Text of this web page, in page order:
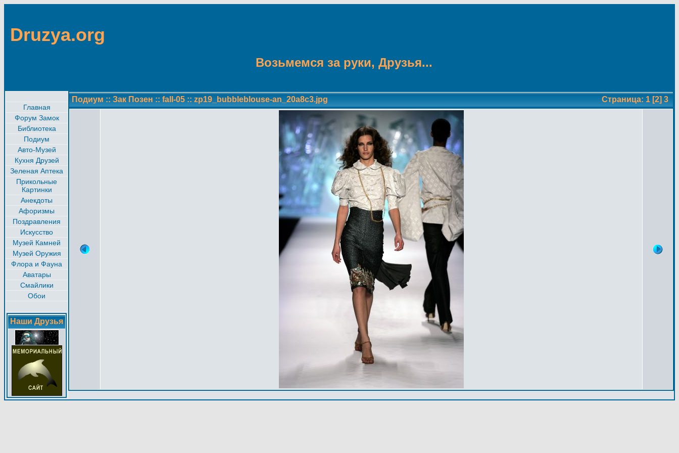
Druzya.org
Возьмемся за руки, Друзья...
Главная
Форум Замок
Библиотека
Подиум
Авто-Музей
Кухня Друзей
Зеленая Аптека
Прикольные
Картинки
Анекдоты
Афоризмы
Поздравления
Искусство
Музей Камней
Музей Оружия
Флора и Фауна
Аватары
Смайлики
Обои
Наши Друзья
Подиум :: Зак Позен :: fall-05 :: zp19_bubbleblouse-an_20a8c3.jpg Страница: 1 [2] 3